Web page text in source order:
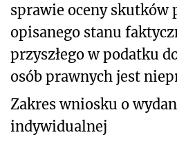
sprawie oceny skutków
opisanego stanu
przyszłego w podatku
osób prawnych jest
Zakres wniosku o
indywidualnej